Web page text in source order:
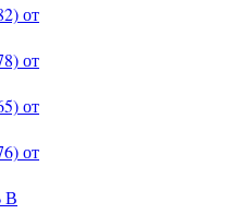
от
от
от
от
В